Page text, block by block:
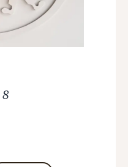
8